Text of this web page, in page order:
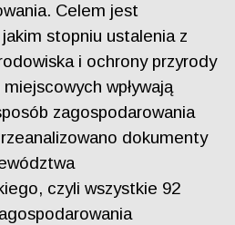
Celem jest
stopniu ustalenia z
i ochrony przyrody
wpływają
zagospodarowania
dokumenty
czyli wszystkie 92